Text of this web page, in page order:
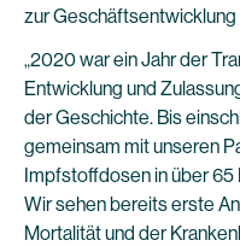
zur
„2020 war ein Jahr der
Entwicklung und
der Geschichte. Bis
gemeinsam mit unseren
Impfstoffdosen in über 65
Wir sehen bereits erste
Mortalität und der